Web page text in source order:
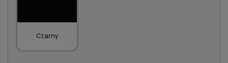
Czarny